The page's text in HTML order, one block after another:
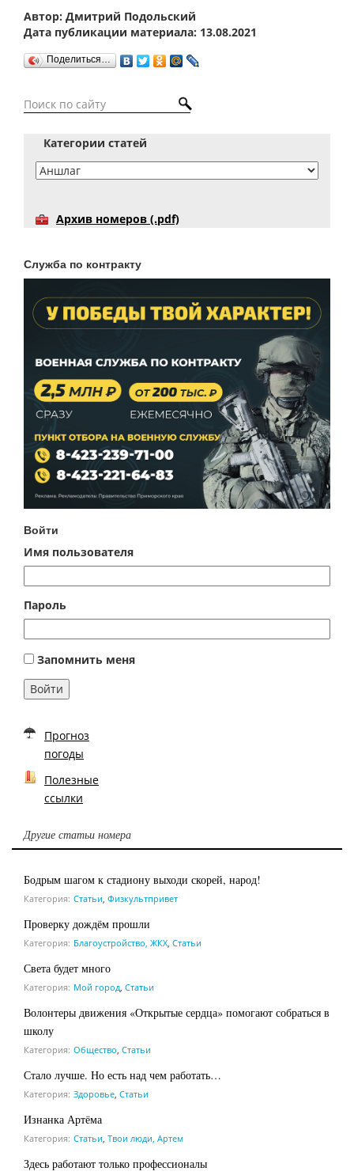
Автор: Дмитрий Подольский
Дата публикации материала: 13.08.2021
Поделиться…
Категории статей
Архив номеров (.pdf)
Служба по контракту
Войти
Имя пользователя
Пароль
Запомнить меня
Войти
Прогноз
погоды
Полезные
ссылки
Другие статьи номера
Бодрым шагом к стадиону выходи скорей, народ!
Категория: Статьи Физкультпривет
Проверку дождём прошли
Категория: Благоустройство, ЖКХ Статьи
Света будет много
Категория: Мой город Статьи
Волонтеры движения «Открытые сердца» помогают собраться в
школу
Категория: Общество Статьи
Стало лучше. Но есть над чем работать…
Категория: Здоровье Статьи
Изнанка Артёма
Категория: Статьи Твои люди, Артем
Здесь работают только профессионалы